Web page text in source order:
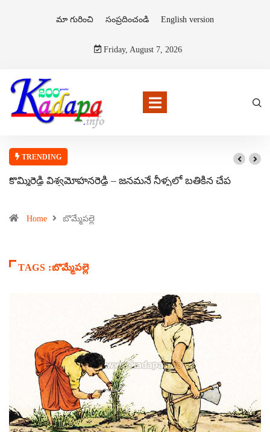
మా గురించి సంప్రదించండి English version
Friday, August 7, 2026
TRENDING
కొమ్మిరెడ్డి విశ్వమోహనరెడ్డి – జనమనే నీళ్ళలో బతికిన చేప
Home బొమ్మేపల్లె
TAGS :బొమ్మేపల్లె